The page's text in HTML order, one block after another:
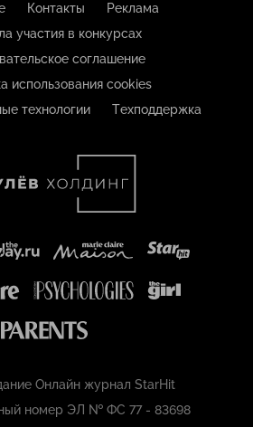
Контакты
Реклама
участия в конкурсах
соглашение
использования cookies
технологии
Техподдержка
Онлайн журнал StarHit
номер ЭЛ № ФС 77 - 83698